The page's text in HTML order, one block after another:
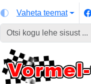
Vaheta teemat